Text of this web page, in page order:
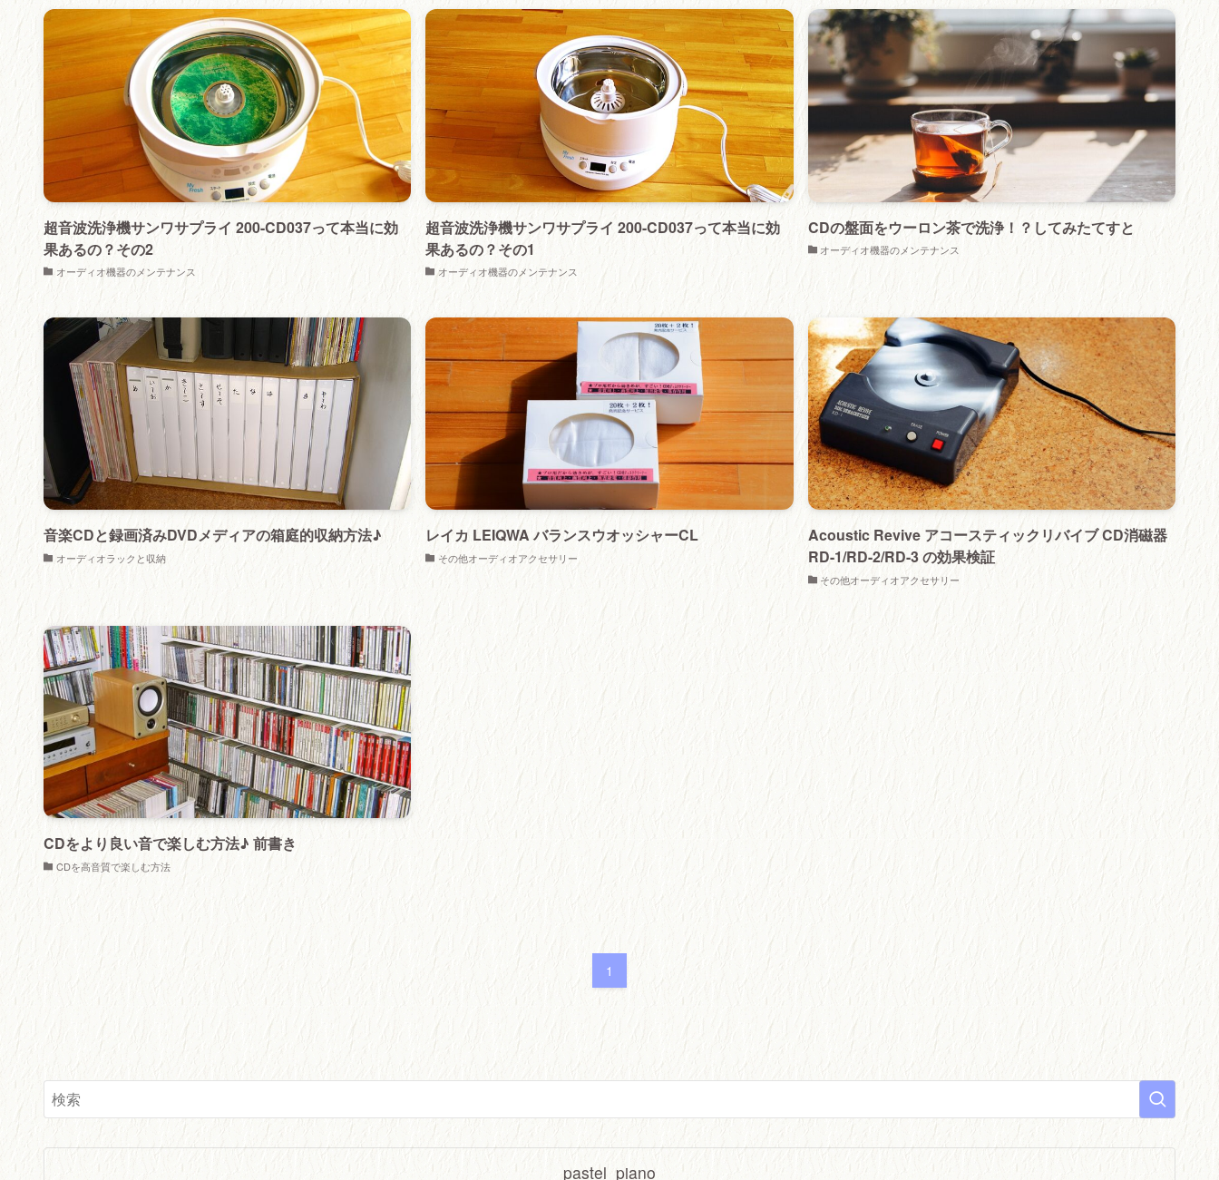
超音波洗浄機サンワサプライ 200-CD037って本当に効
果あるの？その2
オーディオ機器のメンテナンス
超音波洗浄機サンワサプライ 200-CD037って本当に効
果あるの？その1
オーディオ機器のメンテナンス
CDの盤面をウーロン茶で洗浄！？してみたてすと
オーディオ機器のメンテナンス
音楽CDと録画済みDVDメディアの箱庭的収納方法♪
オーディオラックと収納
レイカ LEIQWA バランスウオッシャーCL
その他オーディオアクセサリー
Acoustic Revive アコースティックリバイブ CD消磁器
RD-1/RD-2/RD-3 の効果検証
その他オーディオアクセサリー
CDをより良い音で楽しむ方法♪ 前書き
CDを高音質で楽しむ方法
1
pastel_piano